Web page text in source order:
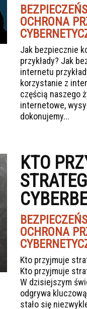
OCHRONA
Jak bezpiecznie
przykłady? Jak
internetu
korzystanie z
częścią naszego
internetowe,
dokonujemy...
KTO
OCHRONA
Kto przyjmuje
Kto przyjmuje
W dzisiejszym
odgrywa
stało się